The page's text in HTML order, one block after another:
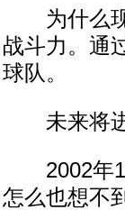
为什么现
战斗力。通
球队。
未来将进
2002年11
怎么也想不